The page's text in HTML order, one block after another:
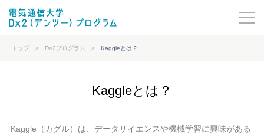
トップ > D×2プログラム > Kaggleとは？
Kaggleとは？
Kaggle（カグル）は、データサイエンスや機械学習に興味がある